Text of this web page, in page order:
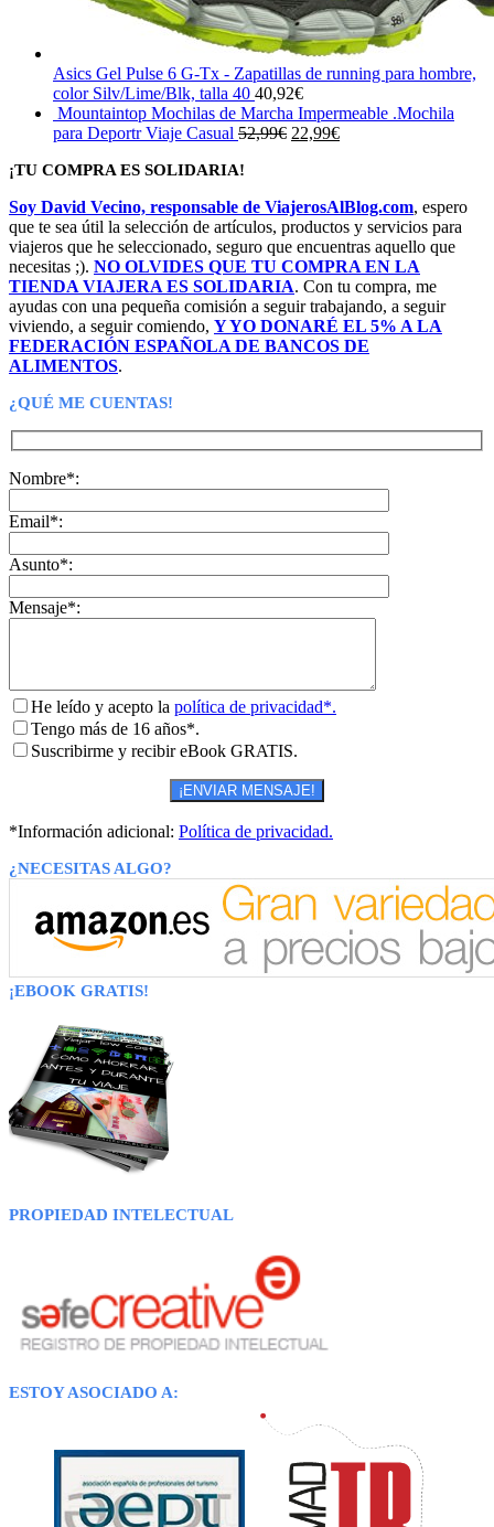
Asics Gel Pulse 6 G-Tx - Zapatillas de running para hombre,
color Silv/Lime/Blk, talla 40 40,92€
Mountaintop Mochilas de Marcha Impermeable .Mochila
para Deportr Viaje Casual 52,99€ El
52,99€.
22,99€El
22,99€.
¡TU COMPRA ES SOLIDARIA!
Soy David Vecino, responsable de ViajerosAlBlog.com, espero
que te sea útil la selección de artículos, productos y servicios para
viajeros que he seleccionado, seguro que encuentras aquello que
necesitas ;). NO OLVIDES QUE TU COMPRA EN LA
TIENDA VIAJERA ES SOLIDARIA. Con tu compra, me
ayudas con una pequeña comisión a seguir trabajando, a seguir
viviendo, a seguir comiendo, Y YO DONARÉ EL 5% A LA
FEDERACIÓN ESPAÑOLA DE BANCOS DE
ALIMENTOS.
¿QUÉ ME CUENTAS!
Nombre*:
Email*:
Asunto*:
Mensaje*:
He leído y acepto la política de privacidad*.
Tengo más de 16 años*.
Suscribirme y recibir eBook GRATIS.
*Información adicional: Política de privacidad.
¿NECESITAS ALGO?
¡EBOOK GRATIS!
PROPIEDAD INTELECTUAL
ESTOY ASOCIADO A: